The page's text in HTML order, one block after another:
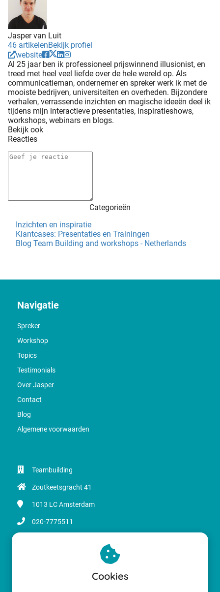
Jasper van Luit
46 artikelenBekijk profiel
website
Al 25 jaar ben ik professioneel prijswinnend illusionist, en
treed met heel veel liefde over de hele wereld op. Als
communicatieman, ondernemer en spreker werk ik met de
mooiste bedrijven, universiteiten en overheden. Bijzondere
verhalen, verrassende inzichten en magische ideeën deel ik
tijdens mijn interactieve presentaties, inspiratieshows,
workshops, webinars en blogs.
Bekijk ook
Reacties
Categorieën
Inzichten en inspiratie
Klantcases: Presentaties en Trainingen
Blog Team Building and workshops - Netherlands
Navigatie
Spreker
Workshop
Topics
Testimonials
Over Jasper
Contact
Blog
Algemene voorwaarden
Teambuilding
Zoutkeetsgracht 41
1013 LCAmsterdam
020-7775511
KvK nummer: 34168693
BTW nummer: NL8204.54.163.BO1
Cookies